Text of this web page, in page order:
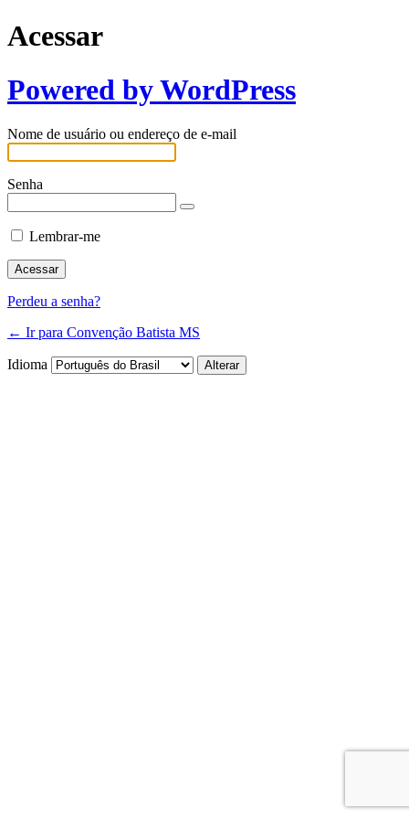
Acessar
Powered by WordPress
Nome de usuário ou endereço de e-mail
Senha
Lembrar-me
Perdeu a senha?
← Ir para Convenção Batista MS
Idioma